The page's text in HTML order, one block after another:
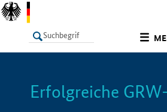
LISTE
Erfolgreiche